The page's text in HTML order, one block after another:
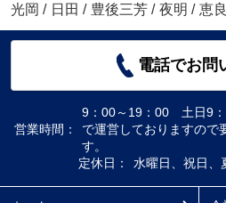
光岡 / 日田 / 豊後三芳 / 夜明 / 恵良
電話でお問
営業時間：
9：00～19：00 土日9
で運営しておりますので
す。
定休日：
水曜日、祝日、